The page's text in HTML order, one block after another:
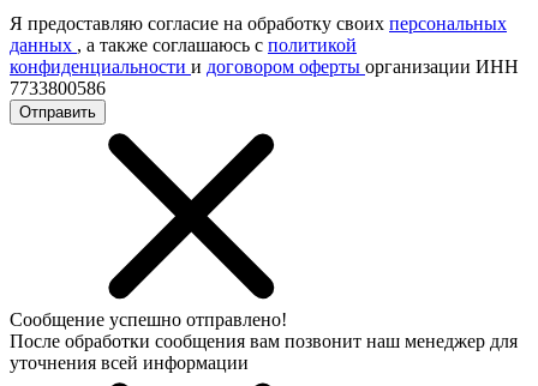
Я предоставляю согласие на обработку своих персональных
данных , а также соглашаюсь с политикой
конфиденциальности и договором оферты организации ИНН
7733800586
Отправить
Сообщение успешно отправлено!
После обработки сообщения вам позвонит наш менеджер для
уточнения всей информации